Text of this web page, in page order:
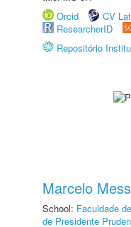
Orcid
CV
ResearcherID
Repositório
Marcelo
School: Faculdade
de Presidente